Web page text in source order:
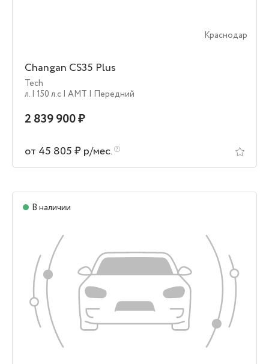
Краснодар
Changan CS35 Plus
Tech
л. | 150 л.c | AMT | Передний
2 839 900 ₽
от 45 805 ₽ р/мес.
В наличии